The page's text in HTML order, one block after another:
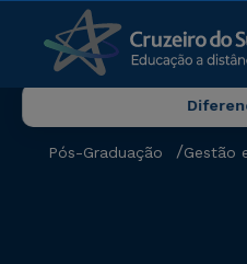
Pós-Graduação Gestão